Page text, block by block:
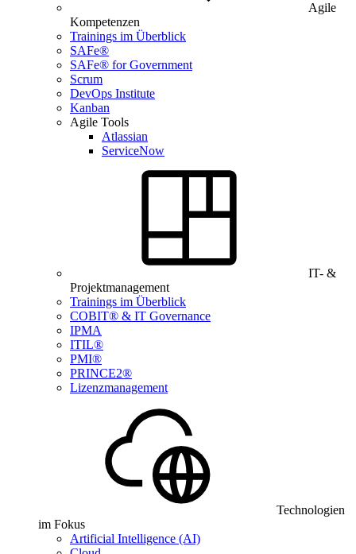
Agile
Kompetenzen
Trainings im Überblick
SAFe®
SAFe® for Government
Scrum
DevOps Institute
Kanban
Agile Tools
Atlassian
ServiceNow
IT- &
Projektmanagement
Trainings im Überblick
COBIT® & IT Governance
IPMA
ITIL®
PMI®
PRINCE2®
Lizenzmanagement
Technologien
im Fokus
Artificial Intelligence (AI)